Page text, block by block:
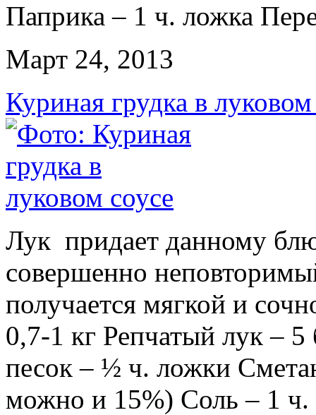
Паприка – 1 ч. ложка
Март 24, 2013
Куриная грудка в луковом
Лук придает данному
совершенно
получается мягкой и
0,7-1 кг Репчатый лук –
песок – ½ ч. ложки
можно и 15%) Соль – 1